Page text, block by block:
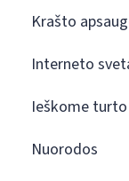
Krašto
Interneto
Ieškome
Nuorodos